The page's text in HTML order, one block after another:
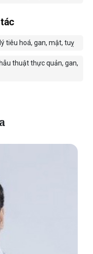
tiêu hoá, gan, mật, tuỵ
thuật thực quản, gan,